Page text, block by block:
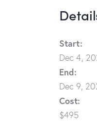
Start:
Dec 4,
End:
Dec 9,
Cost:
$495